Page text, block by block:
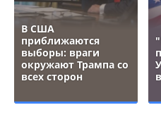
В США
приближаются
выборы: враги
окружают Трампа со
всех сторон